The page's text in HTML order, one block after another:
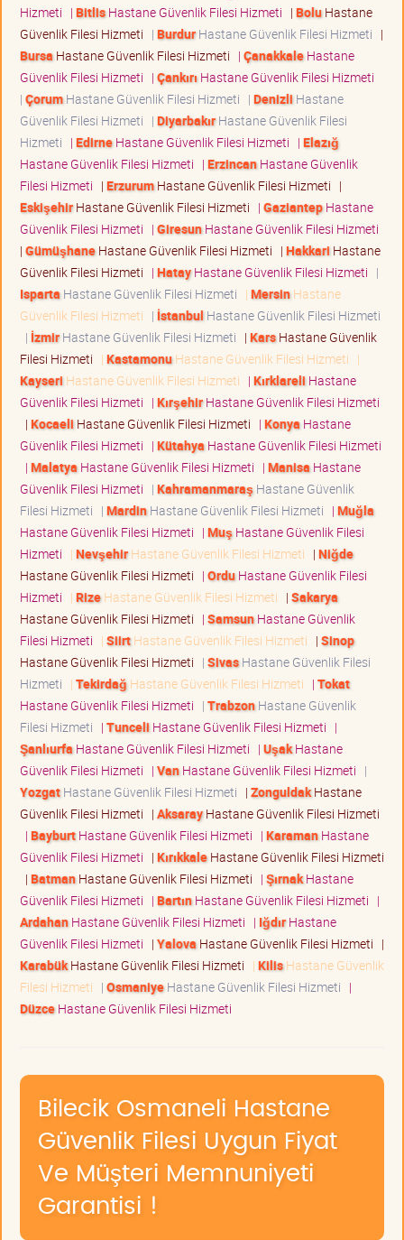
Hizmeti | BitlisHastane Güvenlik Filesi Hizmeti | BoluHastane
Güvenlik Filesi Hizmeti | BurdurHastane Güvenlik Filesi Hizmeti |
Bursa Hastane Güvenlik Filesi Hizmeti | ÇanakkaleHastane
Güvenlik Filesi Hizmeti | Çankırı Hastane Güvenlik Filesi Hizmeti
| ÇorumHastane Güvenlik Filesi Hizmeti | Denizli Hastane
Güvenlik Filesi Hizmeti | DiyarbakırHastane Güvenlik Filesi
Hizmeti | EdirneHastane Güvenlik Filesi Hizmeti | Elazığ
Hastane Güvenlik Filesi Hizmeti | ErzincanHastane Güvenlik
Filesi Hizmeti | ErzurumHastane Güvenlik Filesi Hizmeti |
EskişehirHastane Güvenlik Filesi Hizmeti | GaziantepHastane
Güvenlik Filesi Hizmeti | GiresunHastane Güvenlik Filesi Hizmeti
| GümüşhaneHastane Güvenlik Filesi Hizmeti | Hakkari Hastane
Güvenlik Filesi Hizmeti | HatayHastane Güvenlik Filesi Hizmeti |
Isparta Hastane Güvenlik Filesi Hizmeti | MersinHastane
Güvenlik Filesi Hizmeti | İstanbul Hastane Güvenlik Filesi Hizmeti
| İzmirHastane Güvenlik Filesi Hizmeti | KarsHastane Güvenlik
Filesi Hizmeti | KastamonuHastane Güvenlik Filesi Hizmeti |
Kayseri Hastane Güvenlik Filesi Hizmeti | Kırklareli Hastane
Güvenlik Filesi Hizmeti | KırşehirHastane Güvenlik Filesi Hizmeti
| Kocaeli Hastane Güvenlik Filesi Hizmeti | Konya Hastane
Güvenlik Filesi Hizmeti | Kütahya Hastane Güvenlik Filesi Hizmeti
| Malatya Hastane Güvenlik Filesi Hizmeti | Manisa Hastane
Güvenlik Filesi Hizmeti | Kahramanmaraş Hastane Güvenlik
Filesi Hizmeti | MardinHastane Güvenlik Filesi Hizmeti | Muğla
Hastane Güvenlik Filesi Hizmeti | Muş Hastane Güvenlik Filesi
Hizmeti | NevşehirHastane Güvenlik Filesi Hizmeti | Niğde
Hastane Güvenlik Filesi Hizmeti | OrduHastane Güvenlik Filesi
Hizmeti | RizeHastane Güvenlik Filesi Hizmeti | Sakarya
Hastane Güvenlik Filesi Hizmeti | SamsunHastane Güvenlik
Filesi Hizmeti | SiirtHastane Güvenlik Filesi Hizmeti | Sinop
Hastane Güvenlik Filesi Hizmeti | SivasHastane Güvenlik Filesi
Hizmeti | Tekirdağ Hastane Güvenlik Filesi Hizmeti | Tokat
Hastane Güvenlik Filesi Hizmeti | TrabzonHastane Güvenlik
Filesi Hizmeti | Tunceli Hastane Güvenlik Filesi Hizmeti |
Şanlıurfa Hastane Güvenlik Filesi Hizmeti | UşakHastane
Güvenlik Filesi Hizmeti | VanHastane Güvenlik Filesi Hizmeti |
YozgatHastane Güvenlik Filesi Hizmeti | ZonguldakHastane
Güvenlik Filesi Hizmeti | AksarayHastane Güvenlik Filesi Hizmeti
| BayburtHastane Güvenlik Filesi Hizmeti | KaramanHastane
Güvenlik Filesi Hizmeti | KırıkkaleHastane Güvenlik Filesi Hizmeti
| BatmanHastane Güvenlik Filesi Hizmeti | ŞırnakHastane
Güvenlik Filesi Hizmeti | BartınHastane Güvenlik Filesi Hizmeti |
ArdahanHastane Güvenlik Filesi Hizmeti | IğdırHastane
Güvenlik Filesi Hizmeti | Yalova Hastane Güvenlik Filesi Hizmeti |
KarabükHastane Güvenlik Filesi Hizmeti | KilisHastane Güvenlik
Filesi Hizmeti | OsmaniyeHastane Güvenlik Filesi Hizmeti |
DüzceHastane Güvenlik Filesi Hizmeti
Bilecik Osmaneli Hastane
Güvenlik Filesi Uygun Fiyat
Ve Müşteri Memnuniyeti
Garantisi !